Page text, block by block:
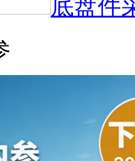
底盘件